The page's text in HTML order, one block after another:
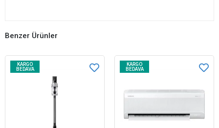
Benzer Ürünler
KARGO
BEDAVA
KARGO
BEDAVA